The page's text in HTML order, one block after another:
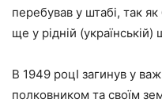
перебував у штабі, так
ще у рідній (українській)
В 1949 роцI загинув у
полковником та своїм